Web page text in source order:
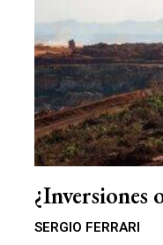
¿Inversiones
SERGIO FERRARI